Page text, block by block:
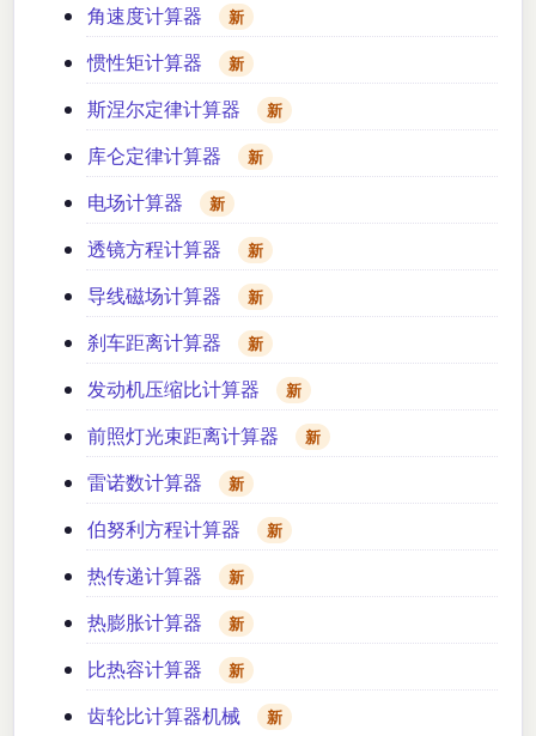
角速度计算器 新
惯性矩计算器 新
斯涅尔定律计算器 新
库仑定律计算器 新
电场计算器 新
透镜方程计算器 新
导线磁场计算器 新
刹车距离计算器 新
发动机压缩比计算器 新
前照灯光束距离计算器 新
雷诺数计算器 新
伯努利方程计算器 新
热传递计算器 新
热膨胀计算器 新
比热容计算器 新
齿轮比计算器机械 新